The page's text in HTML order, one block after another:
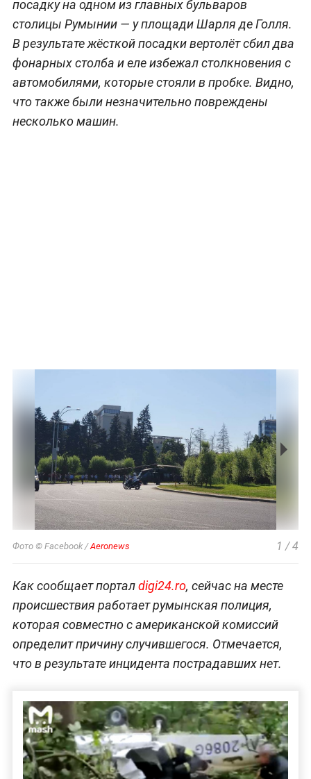
посадку на одном из главных бульваров
столицы Румынии — у площади Шарля де Голля.
В результате жёсткой посадки вертолёт сбил два
фонарных столба и еле избежал столкновения с
автомобилями, которые стояли в пробке. Видно,
что также были незначительно повреждены
несколько машин.
Фото © Facebook /Aeronews 1 /4
Как сообщает порталdigi24.ro, сейчас на месте
происшествия работает румынская полиция,
которая совместно с американской комиссий
определит причину случившегося. Отмечается,
что в результате инцидента пострадавших нет.